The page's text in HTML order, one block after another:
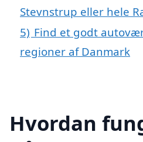
Stevnstrup eller hele
5) Find et godt
regioner af Danmark
Hvordan